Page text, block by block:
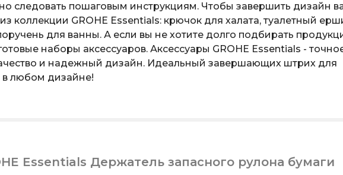
следовать пошаговым инструкциям. Чтобы завершить дизайн
коллекции GROHE Essentials: крючок для халата, туалетный
для ванны. А если вы не хотите долго подбирать
наборы аксессуаров. Аксессуары GROHE Essentials -
и надежный дизайн. Идеальный завершающих штрих для
любом дизайне!
Essentials Держатель запасного рулона бумаги